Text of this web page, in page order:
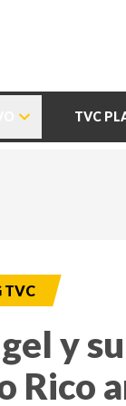
TVC
TVC
y
Rico